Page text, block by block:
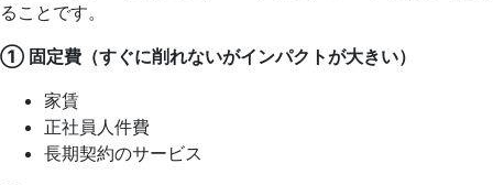
ることです。
① 固定費（すぐに削れないがインパクトが大きい）
家賃
正社員人件費
長期契約のサービス